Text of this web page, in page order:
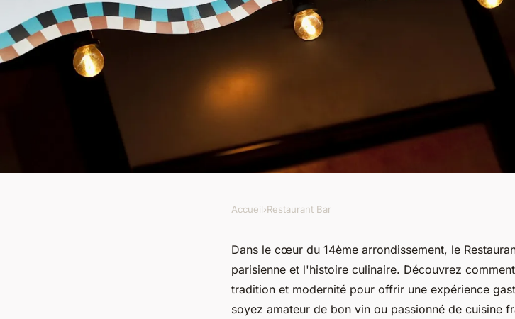
Découvrez le charme du
montparnasse paris 14ème
Accueil›Restaurant Bar
Dans le cœur du 14ème arrondissement, le
parisienne et l'histoire culinaire. Découvrez
tradition et modernité pour offrir une expérience
soyez amateur de bon vin ou passionné de cuisine